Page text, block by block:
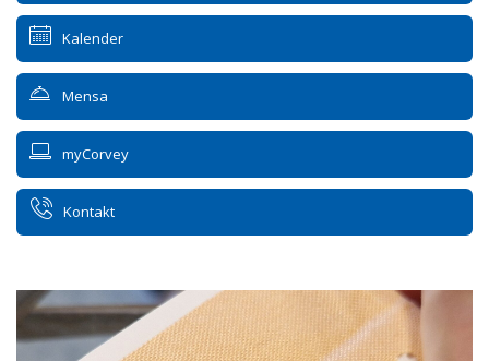
Kalender
Mensa
myCorvey
Kontakt